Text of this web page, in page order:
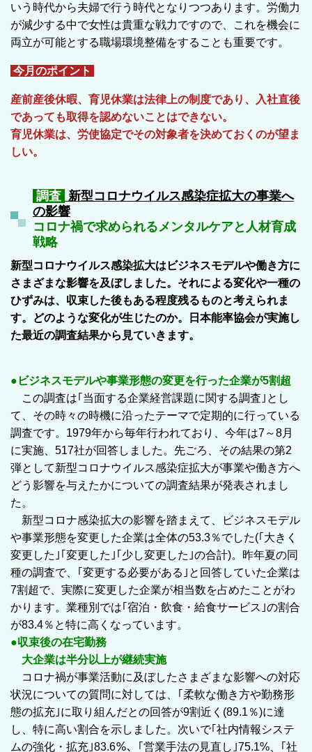
いう時代から夫婦で行う時代となりつつあります。労働力
が減少する中で女性は貴重な戦力ですので、これを機会に
両立が可能とする職場環境整備をすることも重要です。
今月のポイント
産前産後休暇、育児休業は法律上の制度であり、入社直後
であっても取得を認めないことはできない。
育児休業は、労使協定でその対象者を決めておくのが望ま
しい。
調査 新型コロナウイルス感染症拡大の事業へ
の影響
コロナ禍で求められるメンタルケアと人材育成
戦略
新型コロナウイルス感染拡大はビジネスモデルや働き方に
さまざまな影響を及ぼしました。それによる変化や一種の
ひずみは、収束した後もある程度残るものと考えられま
す。どのような変化が生じたのか。日本能率協会が実施し
た最近の調査結果から見ていきます。
●ビジネスモデルや事業形態の変更を行った企業が5割超
この調査は｢当面する企業経営課題に関する調査｣とし
て、その時々の時機に沿ったテーマで定期的に行っている
調査です。1979年から毎年行われており、今年は7～8月
に実施、517社が回答しました。先ごろ、その結果の第2
弾として新型コロナウイルス感染症拡大が事業や働き方へ
どう影響を与えたかについての調査結果が発表されまし
た。
新型コロナ感染拡大の影響を踏まえて、ビジネスモデル
や事業形態を変更した企業は全体の53.3％でした(｢大きく
変更した｣｢変更した｣｢少し変更した｣の合計)。昨年夏の同
種の調査で、｢変更する必要がある｣と回答していた企業は
7割超で、実際に変更した企業が相当数を占めたことがわ
かります。業種別では｢宿泊・飲食・給食サービス｣の割合
が83.4％と特に高くなっています。
●収束後の在宅勤務
大企業は半分以上が継続実施
コロナ禍が事業活動に及ぼしたさまざまな影響への対応
状況についての質問に対しては、｢柔軟な働き方や勤務形
態の拡充｣に取り組んだとの回答が9割近く(89.1％)に達
し、特に高い割合を示しました。次いで｢社内情報システ
ムの強化・拡充｣83.6％、｢営業手法の見直し｣75.1%、｢社